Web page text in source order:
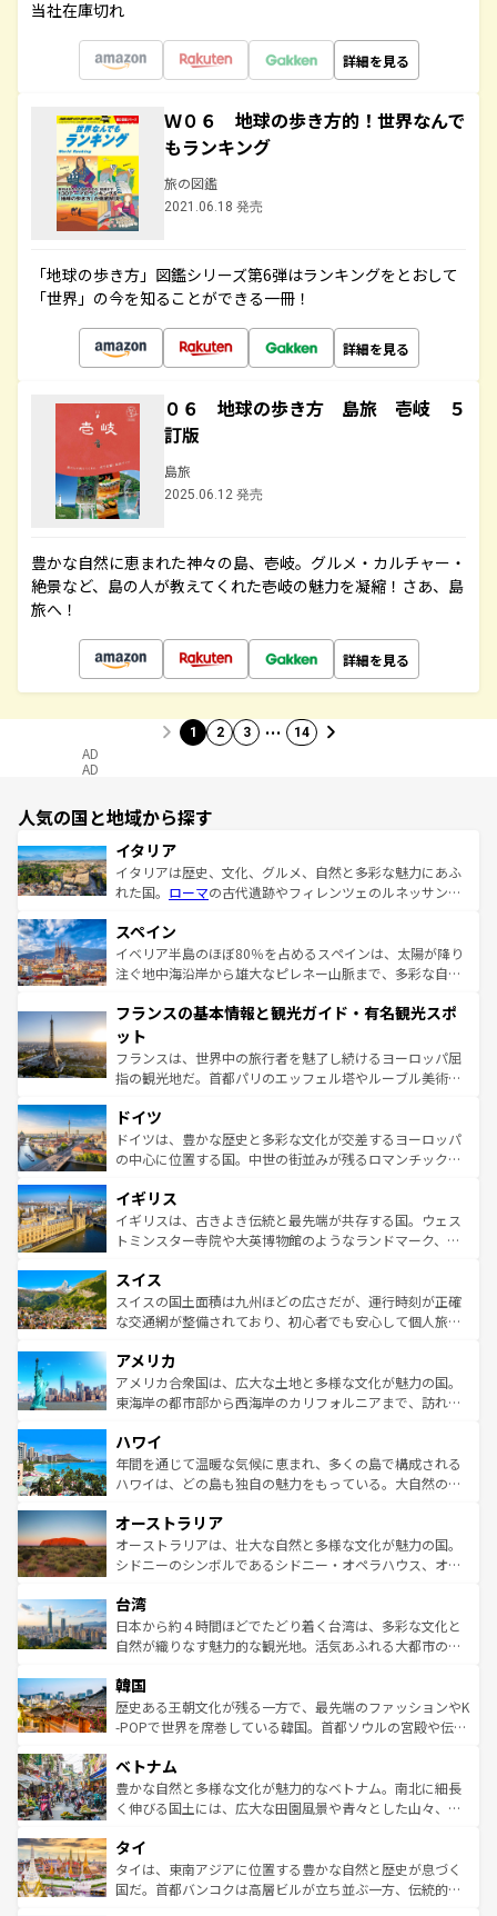
当社在庫切れ
詳細を見る
Ｗ０６ 地球の歩き方的！世界なんで
もランキング
旅の図鑑
2021.06.18 発売
「地球の歩き方」図鑑シリーズ第6弾はランキングをとおして
「世界」の今を知ることができる一冊！
詳細を見る
０６ 地球の歩き方 島旅 壱岐 ５
訂版
島旅
2025.06.12 発売
豊かな自然に恵まれた神々の島、壱岐。グルメ・カルチャー・
絶景など、島の人が教えてくれた壱岐の魅力を凝縮！さあ、島
旅へ！
詳細を見る
1 2 3 … 14
AD
AD
人気の国と地域から探す
イタリア
イタリアは歴史、文化、グルメ、自然と多彩な魅力にあふ
れた国。 ローマの古代遺跡やフィレンツェのルネッサンス
ろん、トスカーナの美しい田園風景やアマルフィ海岸の絶
景など、自然景観も見逃せない。観光の合間には、本場の
ピザやパスタなど、絶品のイタリア料理を堪能することも
ませてくれるイタリアで、忘れられない旅をしてみよう！
なお、新着のイタリア情報は
しい。
スペイン
イベリア半島のほぼ80％を占めるスペインは、太陽が降り
注ぐ地中海沿岸から雄大なピレネー山脈まで、多彩な自然
文化が根付くこの国では、情熱的なフラメンコ、熱気あふ
れる闘牛、そして美味しいタパスが生活の一部となってい
る。首都マドリードの洗練された雰囲気や、バルセロナの
アートに溢れた街角から、地方では古代ローマ遺跡や中世
せる。地方によって風土や気候が異なるスペインはその個
性で訪れる人を魅了する。 なお、新着のスペイン情報は コ
ンテンツ一覧を参照してほしい。
フランスの基本情報と観光ガイド・有名観光スポ
ット
フランスは、世界中の旅行者を魅了し続けるヨーロッパ屈
指の観光地だ。首都パリのエッフェル塔やルーブル美術館
で、幅広い魅力が詰まっている。華麗な宮殿、歴史的な大
聖堂、美しいビーチ、そして豊かな自然が、訪れる者を心
から魅了する。また、フランスは美食の国としても知ら
いる。シャンパンの発祥地であるランス、プロヴァンスの
香り高いラベンダー畑など、多彩な楽しみ方が可能だ。さ
らに、パリ以外の地域にも魅力が溢れており、どの街角に
れる地方に足を運ぶとそれぞれで全く異なる文化を体験で
きるだろう。 なお、新着のフランス情報はコンテンツ一覧
を参照してほしい。
ドイツ
ドイツは、豊かな歴史と多彩な文化が交差するヨーロッパ
の中心に位置する国。中世の街並みが残るロマンチック街
顔を持つこの国は、どこを歩いても飽きることがない。ベ
ルリンの文化的活気、バイエルン州のアルプスの絶景、そ
してライン川沿いのワイン畑といった風景は必見。ビール
は、お酒好きな人にはぜひ体験してほしい。 なお、新着の
ドイツ情報はコンテンツ一覧を参照してほしい。
イギリス
イギリスは、古きよき伝統と最先端が共存する国。ウェス
トミンスター寺院や大英博物館のようなランドマーク、歴
リアごとに異なる魅力がある。また、優雅なアフタヌーン
ティー、ビール好きにはたまらない英国パブ、サッカー観
戦など、本場だからこそできる体験も豊富。イギリスを旅
ンツ一覧を参照してほしい。
スイス
スイスの国土面積は九州ほどの広さだが、運行時刻が正確
な交通網が整備されており、初心者でも安心して個人旅行
の建物がそのまま残る町や、スイスならではのユニークな
博物館もあり、アルプス観光だけでなく町歩きも満喫する
ことができる。国民の所得が高いため物価も高いが、旅行
ば市内交通費無料で観光を楽しむこともできる。 なお、新
着のスイス情報はコンテンツ一覧 を参照してほしい。
アメリカ
アメリカ合衆国は、広大な土地と多様な文化が魅力の国。
東海岸の都市部から西海岸のカリフォルニアまで、訪れる
のような巨大都市は、観光、ショッピング、エンターテイ
ンメントが詰まった刺激的なスポットだ。一方、アメリカ
西部には大自然が広がり、グランドキャニオンやイエロー
部のニューオーリンズでは、音楽と美食が融合した独特の
文化が魅力。旅行者はアメリカの各地域で異なる魅力を楽
しみながら、その多様性と豊かな歴史を感じることができ
ならではの贅沢な旅のスタイルだ。 なお、新着のアメリカ
情報はコンテンツ一覧を参照してほしい。
ハワイ
年間を通じて温暖な気候に恵まれ、多くの島で構成される
ハワイは、どの島も独自の魅力をもっている。大自然の神
ワイ島は見逃せない。また、定番の観光地といえばオアフ
島だが、静かな自然を求めるならマウイ島やカウアイ島が
おすすめ。エメラルドグリーンに輝く海をはじめ、豊かな
れるおもてなしの心で訪れる人々を迎えてくれるハワイの
人々、おいしいローカルフードやハワイアンミュージッ
ク、伝統的なフラダンスなど、すべてがハワイの魅力を彩
ワイを、存分に味わってほしい。 なお、新着のハワイ情報
はコンテンツ一覧を参照してほしい。
オーストラリア
オーストラリアは、壮大な自然と多様な文化が魅力の国。
シドニーのシンボルであるシドニー・オペラハウス、オー
リアリーフや大陸中央部にそびえるウルル（エアーズロッ
ク）、タスマニアの美しい原生林やケアンズの熱帯雨林な
ど、見どころがたくさん。また、カフェやワイン、オージ
いる。アクティビティも充実しており、サーフィンやダイ
ビング、ハイキングなど、アウトドア好きにはたまらな
い。オーストラリアの多彩な魅力を存分に味わいつくそ
参照してほしい。
台湾
日本から約４時間ほどでたどり着く台湾は、多彩な文化と
自然が織りなす魅力的な観光地。活気あふれる大都市の台
ン）、静ひつな山岳地帯である台湾東部など、都市の喧騒
と山間の静けさが共存しており、訪れる人に新しい発見と
驚きをもたらしてくれる。また、奥深い台湾の食文化も魅
容にもいいと評判のスイーツなど、バラエティ豊かな料理
が味わえる。 なお、新着の台湾情報は コンテンツ一覧を参
照してほしい。
韓国
歴史ある王朝文化が残る一方で、最先端のファッションやK
-POPで世界を席巻している韓国。首都ソウルの宮殿や伝統
き、地方に足を延ばせば四季折々の自然美を楽しむことが
できる。そして、キムチや焼肉、絶品のストリートフード
まで、さまざまな韓国料理が待っている。夜には、韓国な
リティに包まれながら、韓国の多彩な魅力を心ゆくまで味
わってみてほしい。 なお、新着の韓国情報はコンテンツ一
覧を参照してほしい。
ベトナム
豊かな自然と多様な文化が魅力的なベトナム。南北に細長
く伸びる国土には、広大な田園風景や青々とした山々、世
急速な発展と共に伝統が息づく。ハノイの古い町並みやホ
ーチミン市のフランス統治時代の建物も、独特の雰囲気を
醸し出している。また、バラエティの豊かさとおいしさで
タイ
タイは、東南アジアに位置する豊かな自然と歴史が息づく
国だ。首都バンコクは高層ビルが立ち並ぶ一方、伝統的な